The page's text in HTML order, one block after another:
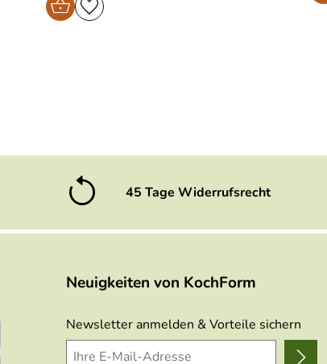
45 Tage Widerrufsrecht
Neuigkeiten von KochForm
Newsletter anmelden & Vorteile sichern